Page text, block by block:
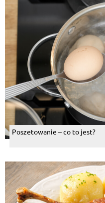
Poszetowanie – co to jest?